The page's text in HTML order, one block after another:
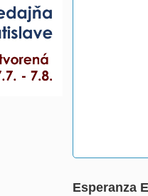
Esperanza